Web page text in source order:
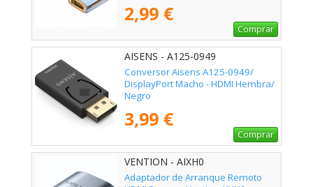
2,99 €
Comprar
AISENS - A125-0949
Conversor Aisens A125-0949/
DisplayPort Macho - HDMI Hembra/
Negro
3,99 €
Comprar
VENTION - AIXH0
Adaptador de Arranque Remoto